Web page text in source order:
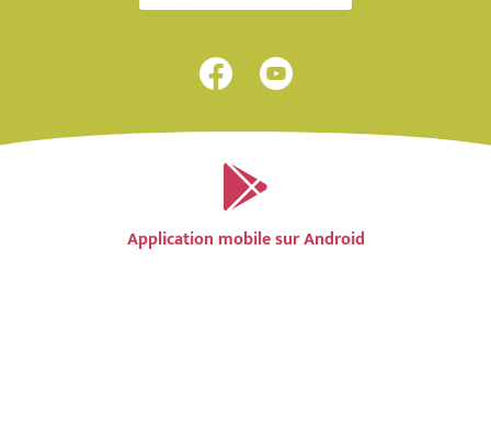
Application mobile sur Android